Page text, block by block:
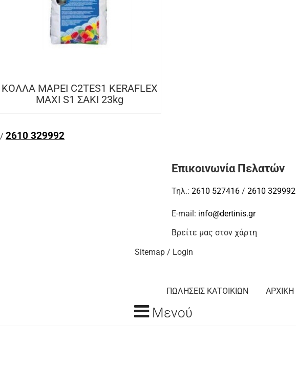
ΚΟΛΛΑ MAPEI C2TES1 KERAFLEX
MAXI S1 ΣΑΚΙ 23kg
/ 2610 329992
Επικοινωνία Πελατών
Τηλ.: 2610 527416 / 2610 329992
E-mail: info@dertinis.gr
Βρείτε μας στον χάρτη
Sitemap / Login
ΠΩΛΗΣΕΙΣ ΚΑΤΟΙΚΙΩΝ ΑΡΧΙΚΗ
Μενού